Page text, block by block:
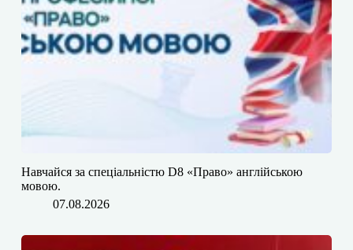
​​Навчайся за спеціальністю D8 «Право» англійською
мовою.
07.08.2026